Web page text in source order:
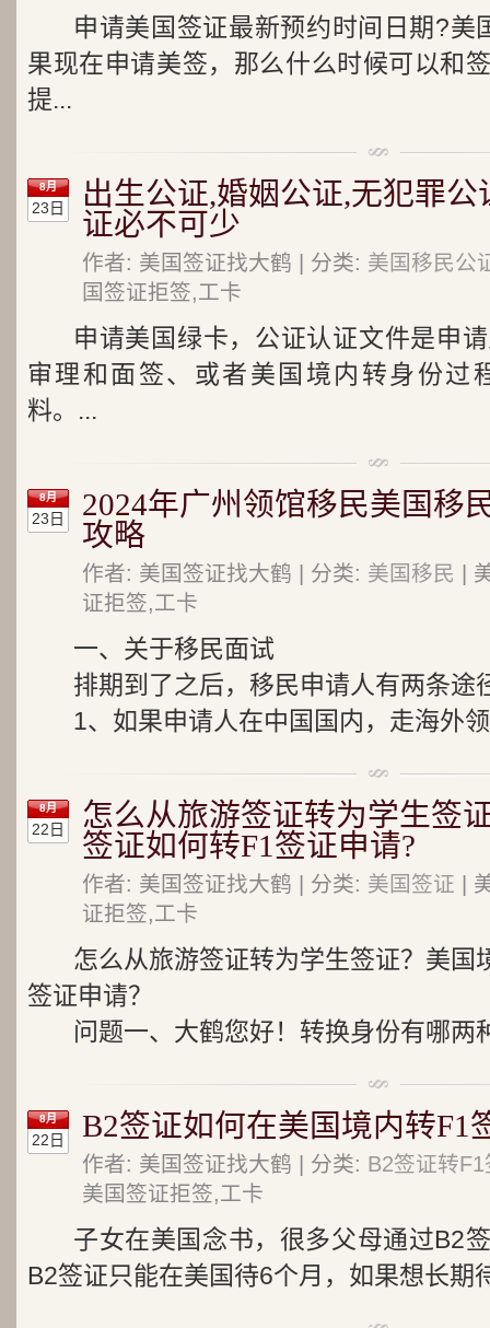
申请美国签证最新预约时间日期?美
果现在申请美签，那么什么时候可以和
提...
8月
23日
出生公证,婚姻公证,无犯罪
证必不可少
作者: 美国签证找大鹤 | 分类: 美国移民公
国签证拒签,工卡
申请美国绿卡，公证认证文件是申
审理和面签、或者美国境内转身份过
料。...
8月
23日
2024年广州领馆移民美国移
攻略
作者: 美国签证找大鹤 | 分类: 美国移民 |
证拒签,工卡
一、关于移民面试
排期到了之后，移民申请人有两条途
1、如果申请人在中国国内，走海外
8月
22日
怎么从旅游签证转为学生签
签证如何转F1签证申请?
作者: 美国签证找大鹤 | 分类: 美国签证 |
证拒签,工卡
怎么从旅游签证转为学生签证？美国
签证申请？
问题一、大鹤您好！转换身份有哪两
8月
22日 B2签证如何在美国境内转F1
作者: 美国签证找大鹤 | 分类: B2签证转F1
美国签证拒签,工卡
子女在美国念书，很多父母通过B2
B2签证只能在美国待6个月，如果想长期